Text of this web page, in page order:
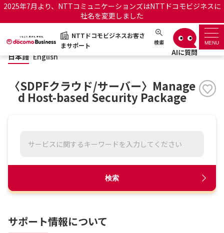
2025年7月より、NTTコミュニケーションズはNTTドコモビジネスに
社名を変更しました
NTTドコモビジネスお客さ
まサポート
検索 MENU
NTTドコモビジネスお客さまサポート 日本語 English
サポートトップ
サービス名から探す
お知らせ サポートサイトの使い方
工事・故障情報通知サー
日本語 English
〈SDPFクラウド/サーバー〉Manage
d Host-based Security Package
検索
サポート情報について